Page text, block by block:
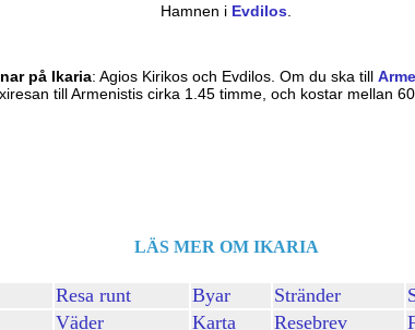
Hamnen i Evdilos.
på Ikaria: Agios Kirikos och Evdilos. Om du ska till
till Armenistis cirka 1.45 timme, och kostar mellan
LÄS MER OM IKARIA
Resa runt Byar Stränder
Väder Karta Resebrev